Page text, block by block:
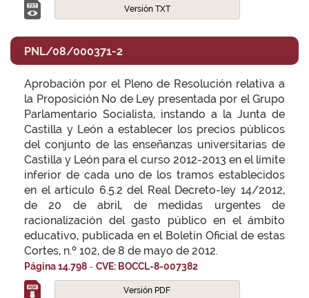
Versión TXT
PNL/08/000371-2
Aprobación por el Pleno de Resolución relativa a
la Proposición No de Ley presentada por el Grupo
Parlamentario Socialista, instando a la Junta de
Castilla y León a establecer los precios públicos
del conjunto de las enseñanzas universitarias de
Castilla y León para el curso 2012-2013 en el límite
inferior de cada uno de los tramos establecidos
en el artículo 6.5.2 del Real Decreto-ley 14/2012,
de 20 de abril, de medidas urgentes de
racionalización del gasto público en el ámbito
educativo, publicada en el Boletín Oficial de estas
Cortes, n.º 102, de 8 de mayo de 2012.
Página 14.798 - CVE: BOCCL-8-007382
Versión PDF